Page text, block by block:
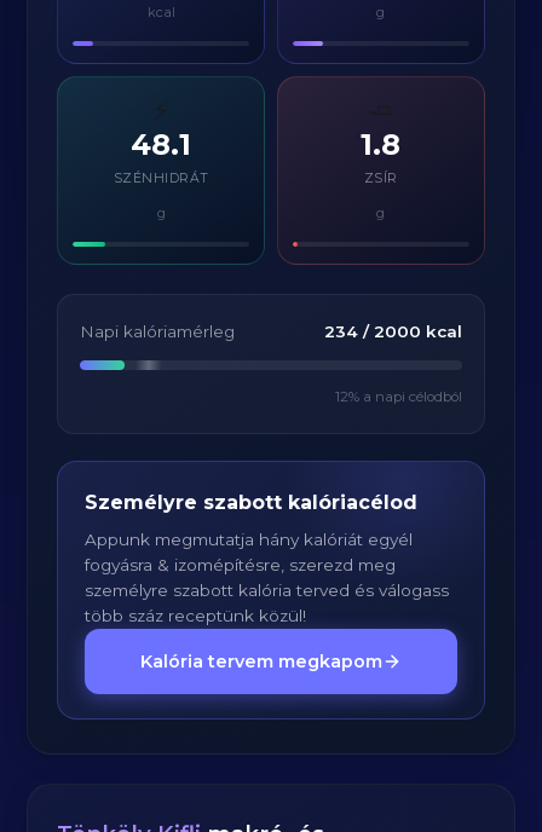
kcal g
⚡
48.1
SZÉNHIDRÁT
g
1.8
ZSÍR
g
Napi kalóriamérleg 234/ 2000 kcal
12% a napi célodból
Személyre szabott kalóriacélod
Appunk megmutatja hány kalóriát egyél
fogyásra & izomépítésre, szerezd meg
személyre szabott kalória terved és válogass
több száz receptünk közül!
Kalória tervem megkapom